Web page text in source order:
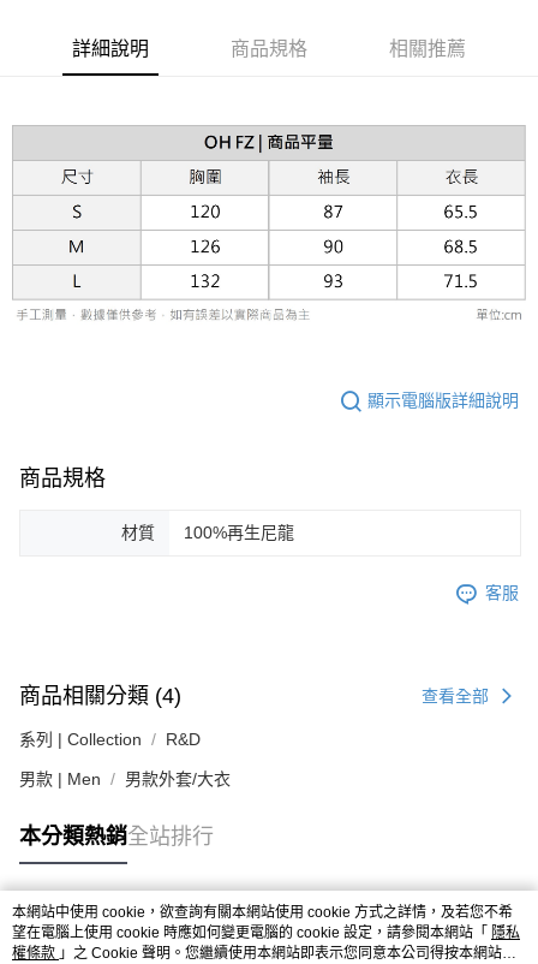
【「AFTEE先享後付」結帳流程】
２．訂單成立數日內，您將收到繳費通知簡訊。
３．收到繳費通知簡訊後14天內，點擊此簡訊中的連結，可透過四大超商／
ATM／網路銀行／等多元方式進行付款，方視為交易完成。
※ 請注意：結帳手續完成當下不需立刻繳費，但若您需要取消訂單，請聯絡
購買商品的店家。未經商家同意取消之訂單仍視為有效，需透過AFTEE先享
後付繳納相關費用。
※ 交易是否成功請以「AFTEE先享後付 」之結帳頁面顯示為準，若有關於
是否繳費成功／繳費後需取消欲退款等相關疑問，請聯繫「AFTEE先享後付
客戶支援中心」https://netprotections.freshdesk.com/support/home
易，需依本服務之必要範圍內提供個人資料，並將交易相關給付款項請求債
３．未成年的使用者請事先徵得法定代理人或監護人之同意方可使用
黑貓宅急便配送到府
每筆NT$120，滿NT$3,000(含以上)免運費
詳細說明 商品規格 相關推薦
顯示電腦版詳細說明
商品規格
材質 100%再生尼龍
客服
商品相關分類 (4) 查看全部
系列 | Collection R&D
男款 | Men 男款外套/大衣
本分類熱銷全站排行
熱門標籤
本網站中使用 cookie，欲查詢有關本網站使用 cookie 方式之詳情，及若您不希
望在電腦上使用 cookie 時應如何變更電腦的 cookie 設定，請參閱本網站「 隱私
權條款 」之 Cookie 聲明。您繼續使用本網站即表示您同意本公司得按本網站使